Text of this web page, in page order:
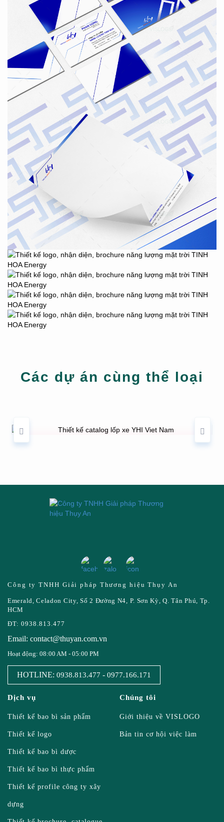
Các dự án cùng thể loại
THIẾT KẾ CATALOG LỐP XE YHI VIET NAM
Công ty TNHH Giải pháp Thương hiệu Thụy An
Emerald, Celadon City, Số 2 Đường N4, P. Sơn Kỳ, Q. Tân Phú, Tp.
HCM
ĐT: 0938.813.477
Email: contact@thuyan.com.vn
Hoạt động: 08:00 AM - 05:00 PM
HOTLINE: 0938.813.477 - 0977.166.171
Dịch vụ
Thiết kế bao bì sản phẩm
Thiết kế logo
Thiết kế bao bì dược
Thiết kế bao bì thực phẩm
Thiết kế profile công ty xây
dựng
Chúng tôi
Giới thiệu về VISLOGO
Bản tin cơ hội việc làm